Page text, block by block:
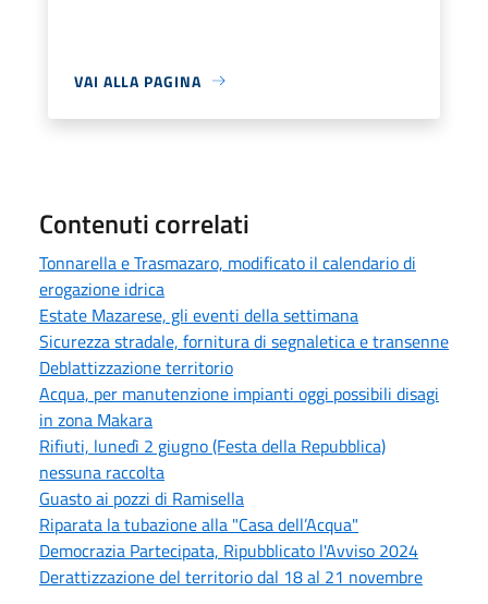
VAI ALLA PAGINA
Contenuti correlati
Tonnarella e Trasmazaro, modificato il calendario di
erogazione idrica
Estate Mazarese, gli eventi della settimana
Sicurezza stradale, fornitura di segnaletica e transenne
Deblattizzazione territorio
Acqua, per manutenzione impianti oggi possibili disagi
in zona Makara
Rifiuti, lunedì 2 giugno (Festa della Repubblica)
nessuna raccolta
Guasto ai pozzi di Ramisella
Riparata la tubazione alla "Casa dell’Acqua"
Democrazia Partecipata, Ripubblicato l'Avviso 2024
Derattizzazione del territorio dal 18 al 21 novembre